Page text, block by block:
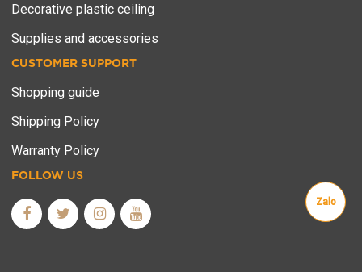
Zalo
Decorative plastic ceiling
Supplies and accessories
CUSTOMER SUPPORT
Shopping guide
Shipping Policy
Warranty Policy
FOLLOW US